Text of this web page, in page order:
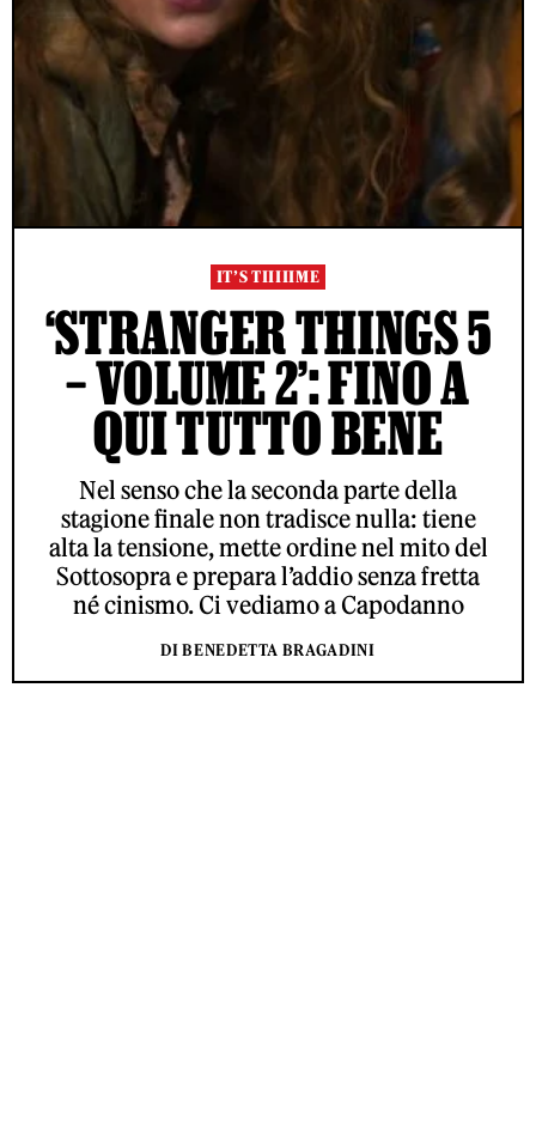
IT’S TIIIIIME
‘STRANGER THINGS 5
– VOLUME 2’: FINO A
QUI TUTTO BENE
Nel senso che la seconda parte della
stagione finale non tradisce nulla: tiene
alta la tensione, mette ordine nel mito del
Sottosopra e prepara l’addio senza fretta
né cinismo. Ci vediamo a Capodanno
DI BENEDETTA BRAGADINI